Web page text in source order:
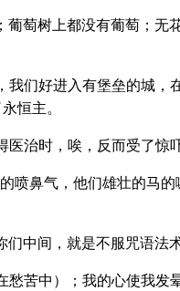
萄树上都没有葡萄；
们好进入有堡垒的城，
恒主。
治时，唉，反而受了惊
喷鼻气，他们雄壮的马
中间，就是不服咒语法
苦中）；我的心使我发晕